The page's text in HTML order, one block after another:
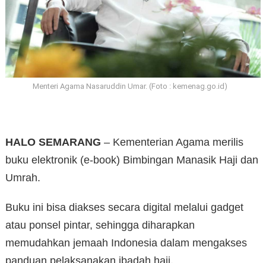
Menteri Agama Nasaruddin Umar. (Foto : kemenag.go.id)
HALO SEMARANG – Kementerian Agama merilis
buku elektronik (e-book) Bimbingan Manasik Haji dan
Umrah.
Buku ini bisa diakses secara digital melalui gadget
atau ponsel pintar, sehingga diharapkan
memudahkan jemaah Indonesia dalam mengakses
panduan pelaksanakan ibadah haji.